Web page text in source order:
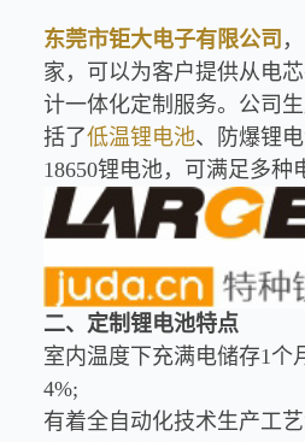
东莞市钜大电子有限公司 ，
家，可以为客户提供从电芯
计一体化定制服务。公司
括了低温锂电池、防爆锂电
18650锂电池，可满足多种
二、定制锂电池特点
室内温度下充满电储存1个
4%;
有着全自动化技术生产工